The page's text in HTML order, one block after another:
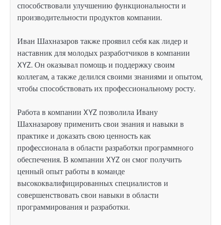
способствовали улучшению функциональности и
производительности продуктов компании.
Иван Шахназаров также проявил себя как лидер и
наставник для молодых разработчиков в компании
XYZ. Он оказывал помощь и поддержку своим
коллегам, а также делился своими знаниями и опытом,
чтобы способствовать их профессиональному росту.
Работа в компании XYZ позволила Ивану
Шахназарову применить свои знания и навыки в
практике и доказать свою ценность как
профессионала в области разработки программного
обеспечения. В компании XYZ он смог получить
ценный опыт работы в команде
высококвалифицированных специалистов и
совершенствовать свои навыки в области
программирования и разработки.